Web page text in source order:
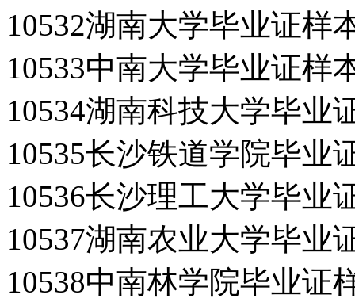
10532湖南大学毕业证样
10533中南大学毕业证样
10534湖南科技大学毕业
10535长沙铁道学院毕业
10536长沙理工大学毕业
10537湖南农业大学毕业
10538中南林学院毕业证